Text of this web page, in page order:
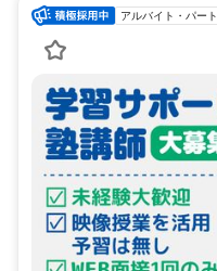
アルバイト・パート